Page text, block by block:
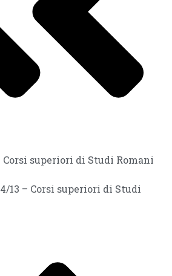
Corsi superiori di Studi Romani
13 – Corsi superiori di Studi